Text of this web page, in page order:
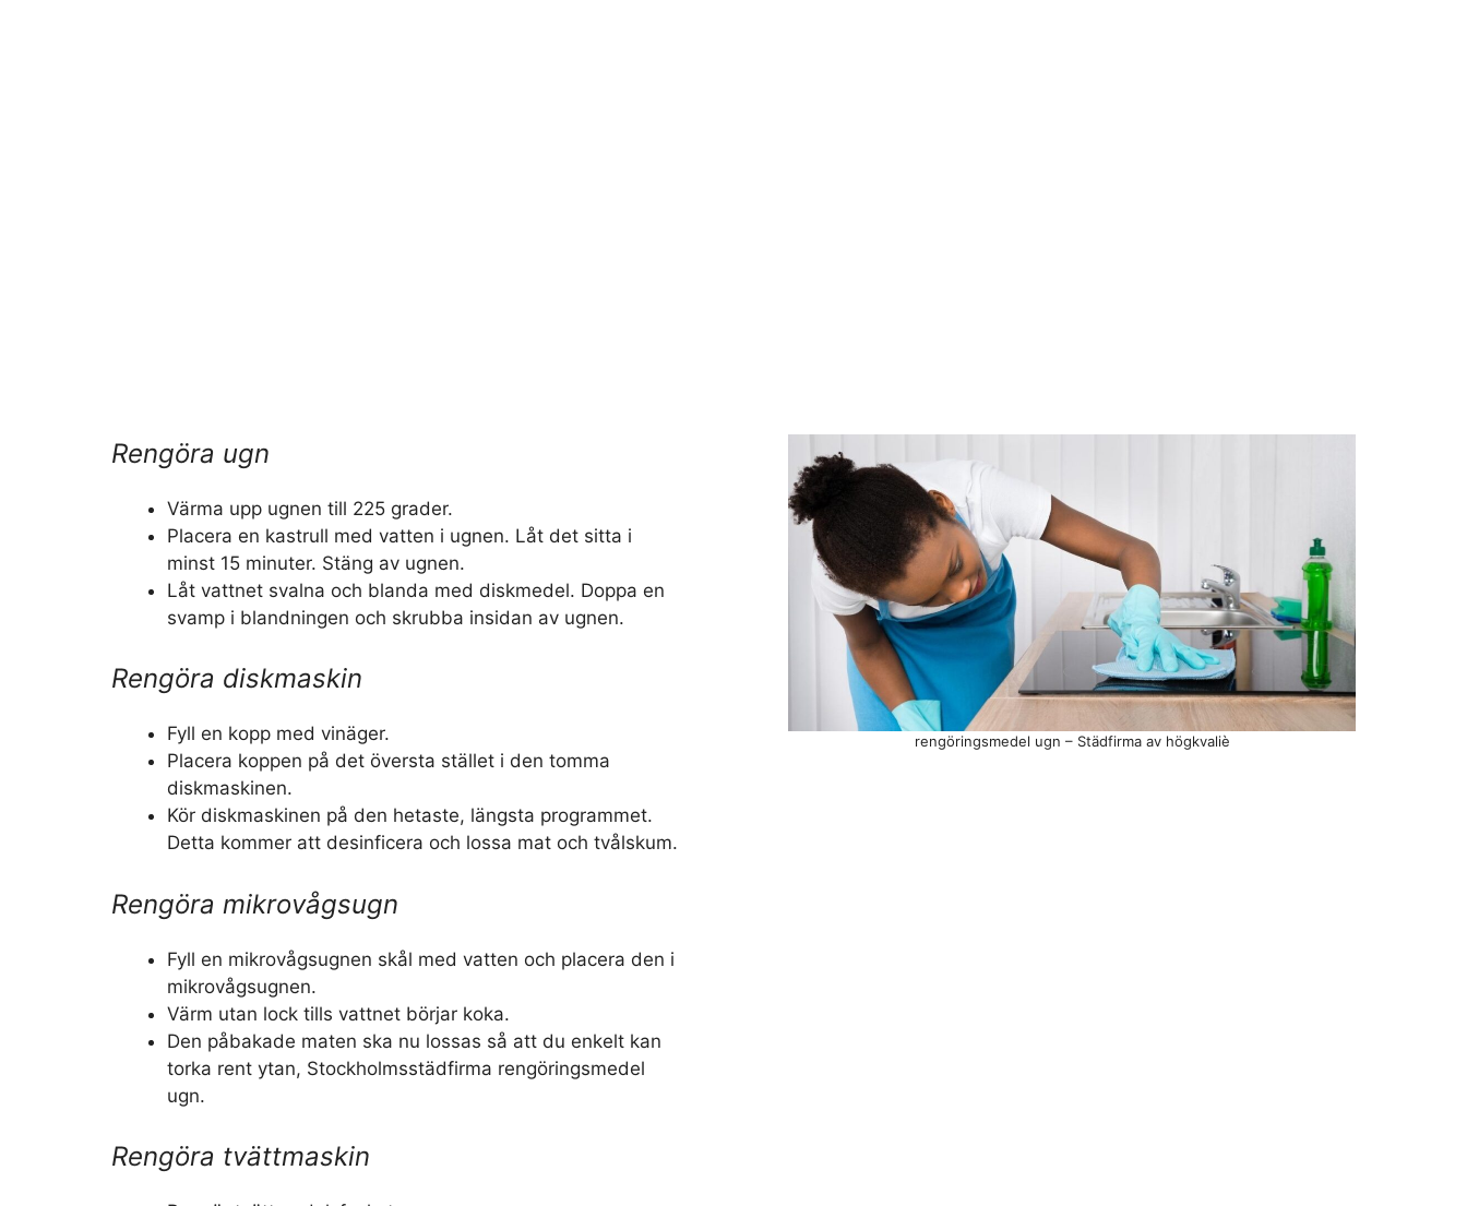
Rengöra ugn
Värma upp ugnen till 225 grader.
Placera en kastrull med vatten i ugnen. Låt det sitta i
minst 15 minuter. Stäng av ugnen.
Låt vattnet svalna och blanda med diskmedel. Doppa en
svamp i blandningen och skrubba insidan av ugnen.
Rengöra diskmaskin
Fyll en kopp med vinäger.
Placera koppen på det översta stället i den tomma
diskmaskinen.
Kör diskmaskinen på den hetaste, längsta programmet.
Detta kommer att desinficera och lossa mat och tvålskum.
Rengöra mikrovågsugn
Fyll en mikrovågsugnen skål med vatten och placera den i
mikrovågsugnen.
Värm utan lock tills vattnet börjar koka.
Den påbakade maten ska nu lossas så att du enkelt kan
torka rent ytan, Stockholmsstädfirma rengöringsmedel
ugn.
Rengöra tvättmaskin
rengöringsmedel ugn – Städfirma av högkvaliè